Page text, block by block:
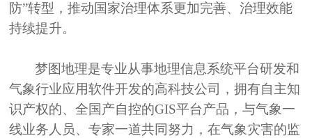
防”转型，推动国家治理体系更加完善、治理效能
持续提升。
梦图地理是专业从事地理信息系统平台研发和
气象行业应用软件开发的高科技公司，拥有自主知
识产权的、全国产自控的GIS平台产品，与气象一
线业务人员、专家一道共同努力，在气象灾害的监